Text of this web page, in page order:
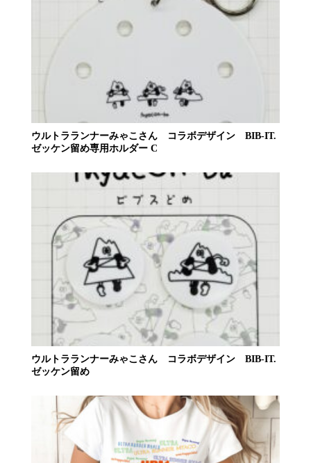
ウルトラランナーみゃこさん コラボデザイン BIB-IT.
ゼッケン留め専用ホルダー C
ウルトラランナーみゃこさん コラボデザイン BIB-IT.
ゼッケン留め